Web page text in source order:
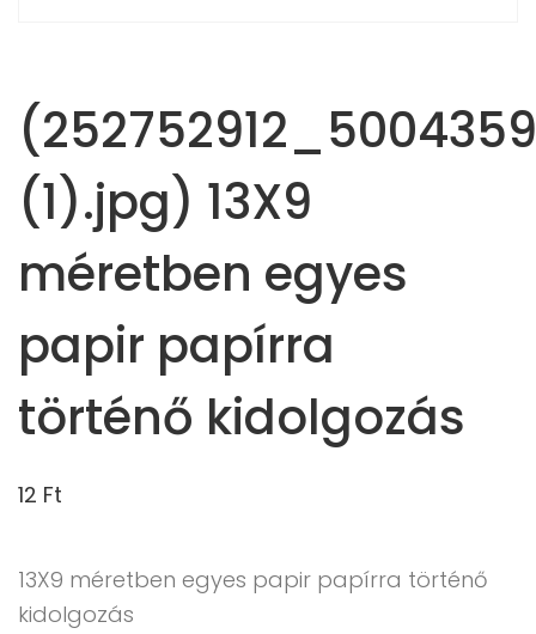
(1).jpg) 13X9
méretben egyes
papir papírra
történő kidolgozás
12 Ft
13X9 méretben egyes papir papírra történő
kidolgozás